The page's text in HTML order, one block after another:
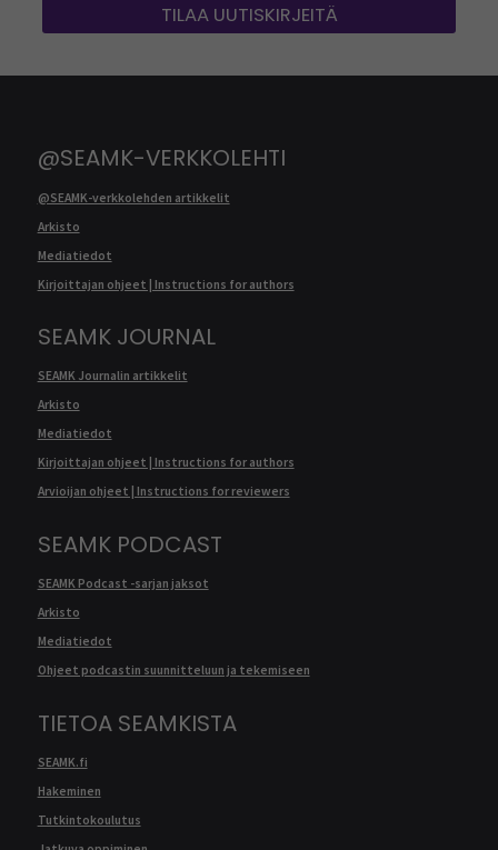
TILAA UUTISKIRJEITÄ
@SEAMK-VERKKOLEHTI
@SEAMK-verkkolehden artikkelit
Arkisto
Mediatiedot
Kirjoittajan ohjeet | Instructions for authors
SEAMK JOURNAL
SEAMK Journalin artikkelit
Arkisto
Mediatiedot
Kirjoittajan ohjeet | Instructions for authors
Arvioijan ohjeet | Instructions for reviewers
SEAMK PODCAST
SEAMK Podcast -sarjan jaksot
Arkisto
Mediatiedot
Ohjeet podcastin suunnitteluun ja tekemiseen
TIETOA SEAMKISTA
SEAMK.fi
Hakeminen
Tutkintokoulutus